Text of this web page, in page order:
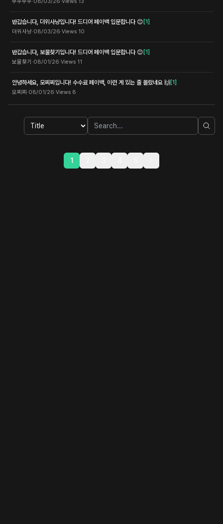
반갑습니다, 더위사냥입니다! 드디어 페이백 입문합니다 😊 [1]
더위사냥·08/03/26·Views 10
반갑습니다, 보물찾기입니다! 드디어 페이백 입문합니다 😊 [1]
보물찾기 ·08/01/26·Views 11
안녕하세요, 모찌찌입니다! 수수료 페이백, 이런 게 있는 줄 몰랐네요 🙌 [1]
모찌찌·08/01/26·Views 8
1